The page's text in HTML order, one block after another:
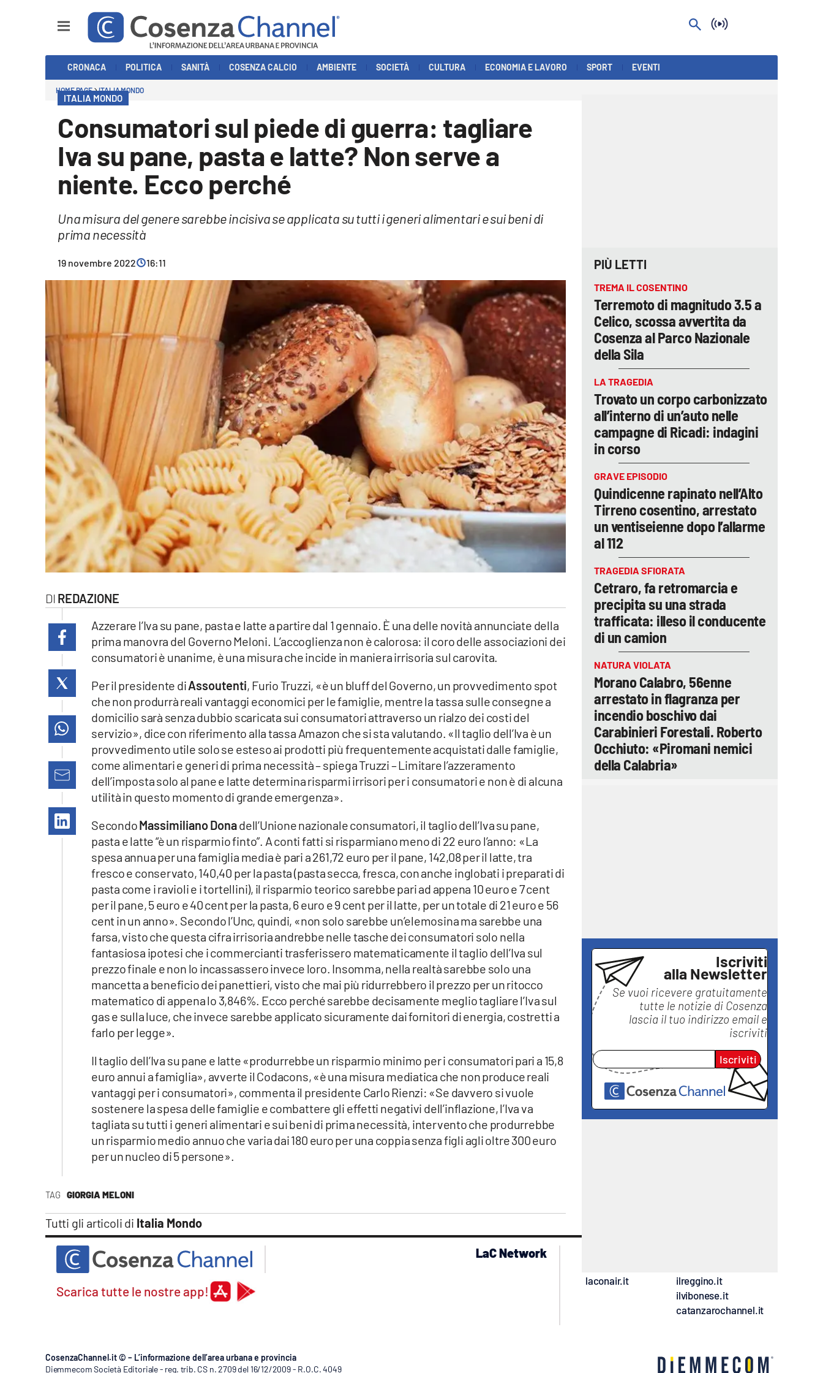
Economia e Lavoro
Streaming
lacitymag.it
cosenzachannel.it
catanzarochannel.it
Vai
CRONACA POLITICA SANITÀ COSENZA CALCIO AMBIENTE SOCIETÀ CULTURA ECONOMIA E LAVORO SPORT EVENTI
HOME PAGE ITALIA MONDO
ITALIA MONDO
Consumatori sul piede di guerra: tagliare
Iva su pane, pasta e latte? Non serve a
niente. Ecco perché
Una misura del genere sarebbe incisiva se applicata su tutti i generi alimentari e sui beni di
prima necessità
19 novembre 2022 16:11
REDAZIONE
TAG GIORGIA MELONI
Tutti gli articoli di Italia Mondo
Azzerare l’Iva su pane, pasta e latte a partire dal 1 gennaio. È una delle novità annunciate della
prima manovra del Governo Meloni. L’accoglienza non è calorosa: il coro delle associazioni dei
consumatori è unanime, è una misura che incide in maniera irrisoria sul carovita.
Per il presidente diAssoutenti, Furio Truzzi, «è un bluff del Governo, un provvedimento spot
che non produrrà reali vantaggi economici per le famiglie, mentre la tassa sulle consegne a
domicilio sarà senza dubbio scaricata sui consumatori attraverso un rialzo dei costi del
servizio», dice con riferimento alla tassa Amazon che si sta valutando. «Il taglio dell’Iva è un
provvedimento utile solo se esteso ai prodotti più frequentemente acquistati dalle famiglie,
come alimentari e generi di prima necessità – spiega Truzzi – Limitare l’azzeramento
dell’imposta solo al pane e latte determina risparmi irrisori per i consumatori e non è di alcuna
utilità in questo momento di grande emergenza».
SecondoMassimiliano Donadell’Unione nazionale consumatori, il taglio dell’Iva su pane,
pasta e latte “è un risparmio finto”. A conti fatti si risparmiano meno di 22 euro l’anno: «La
spesa annua per una famiglia media è pari a 261,72 euro per il pane, 142,08 per il latte, tra
fresco e conservato, 140,40 per la pasta (pasta secca, fresca, con anche inglobati i preparati di
pasta come i ravioli e i tortellini), il risparmio teorico sarebbe pari ad appena 10 euro e 7 cent
per il pane, 5 euro e 40 cent per la pasta, 6 euro e 9 cent per il latte, per un totale di 21 euro e 56
cent in un anno». Secondo l’Unc, quindi, «non solo sarebbe un’elemosina ma sarebbe una
farsa, visto che questa cifra irrisoria andrebbe nelle tasche dei consumatori solo nella
fantasiosa ipotesi che i commercianti trasferissero matematicamente il taglio dell’Iva sul
prezzo finale e non lo incassassero invece loro. Insomma, nella realtà sarebbe solo una
mancetta a beneficio dei panettieri, visto che mai più ridurrebbero il prezzo per un ritocco
matematico di appena lo 3,846%. Ecco perché sarebbe decisamente meglio tagliare l’Iva sul
gas e sulla luce, che invece sarebbe applicato sicuramente dai fornitori di energia, costretti a
farlo per legge».
Il taglio dell’Iva su pane e latte «produrrebbe un risparmio minimo per i consumatori pari a 15,8
euro annui a famiglia», avverte il Codacons, «è una misura mediatica che non produce reali
vantaggi per i consumatori», commenta il presidente Carlo Rienzi: «Se davvero si vuole
sostenere la spesa delle famiglie e combattere gli effetti negativi dell’inflazione, l’Iva va
tagliata su tutti i generi alimentari e sui beni di prima necessità, intervento che produrrebbe
un risparmio medio annuo che varia dai 180 euro per una coppia senza figli agli oltre 300 euro
per un nucleo di 5 persone».
PIÙ LETTI
TREMA IL COSENTINO
Terremoto di magnitudo 3.5 a
Celico, scossa avvertita da
Cosenza al Parco Nazionale
della Sila
LA TRAGEDIA
Trovato un corpo carbonizzato
all’interno di un’auto nelle
campagne di Ricadi: indagini
in corso
GRAVE EPISODIO
Quindicenne rapinato nell’Alto
Tirreno cosentino, arrestato
un ventiseienne dopo l’allarme
al 112
TRAGEDIA SFIORATA
Cetraro, fa retromarcia e
precipita su una strada
trafficata: illeso il conducente
di un camion
NATURA VIOLATA
Morano Calabro, 56enne
arrestato in flagranza per
incendio boschivo dai
Carabinieri Forestali. Roberto
Occhiuto: «Piromani nemici
della Calabria»
Iscriviti
alla Newsletter
Se vuoi ricevere gratuitamente
tutte le notizie di Cosenza
lascia il tuo indirizzo email e
iscriviti
Iscriviti
Scarica tutte le nostre app!
LaC Network
laconair.it
ilreggino.it
ilvibonese.it
catanzarochannel.it
CosenzaChannel.it © – L’informazione dell’area urbana e provincia
Diemmecom Società Editoriale - reg. trib. CS n. 2709 del 16/12/2009 - R.O.C. 4049